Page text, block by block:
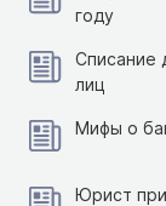
году
Списание
лиц
Мифы о
Юрист